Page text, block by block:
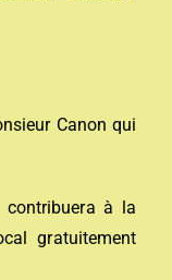
Canon qui
contribuera à la
gratuitement